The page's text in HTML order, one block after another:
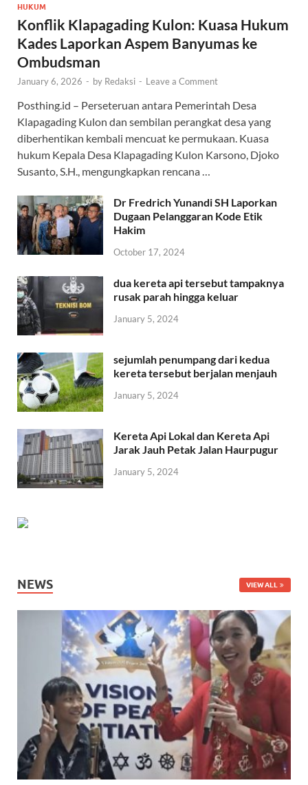
HUKUM
Konflik Klapagading Kulon: Kuasa Hukum
Kades Laporkan Aspem Banyumas ke
Ombudsman
January 6, 2026 - by Redaksi - Leave a Comment
Posthing.id – Perseteruan antara Pemerintah Desa
Klapagading Kulon dan sembilan perangkat desa yang
diberhentikan kembali mencuat ke permukaan. Kuasa
hukum Kepala Desa Klapagading Kulon Karsono, Djoko
Susanto, S.H., mengungkapkan rencana …
Dr Fredrich Yunandi SH Laporkan
Dugaan Pelanggaran Kode Etik
Hakim
October 17, 2024
dua kereta api tersebut tampaknya
rusak parah hingga keluar
January 5, 2024
sejumlah penumpang dari kedua
kereta tersebut berjalan menjauh
January 5, 2024
Kereta Api Lokal dan Kereta Api
Jarak Jauh Petak Jalan Haurpugur
January 5, 2024
NEWS VIEW ALL